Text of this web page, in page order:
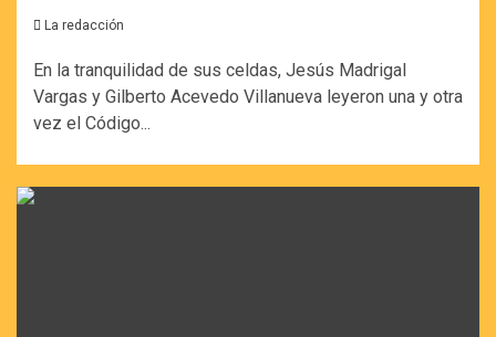
La redacción
En la tranquilidad de sus celdas, Jesús Madrigal
Vargas y Gilberto Acevedo Villanueva leyeron una y otra
vez el Código...